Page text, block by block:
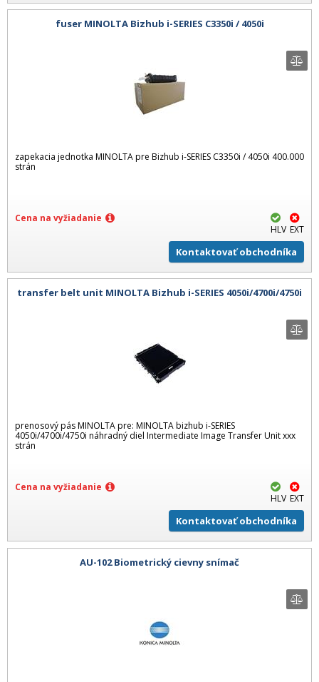
fuser MINOLTA Bizhub i-SERIES C3350i / 4050i
zapekacia jednotka MINOLTA pre Bizhub i-SERIES C3350i / 4050i 400.000
strán
Cena na vyžiadanie
HLV EXT
Kontaktovať obchodníka
transfer belt unit MINOLTA Bizhub i-SERIES 4050i/4700i/4750i
prenosový pás MINOLTA pre: MINOLTA bizhub i-SERIES
4050i/4700i/4750i náhradný diel Intermediate Image Transfer Unit xxx
strán
Cena na vyžiadanie
HLV EXT
Kontaktovať obchodníka
AU-102 Biometrický cievny snímač